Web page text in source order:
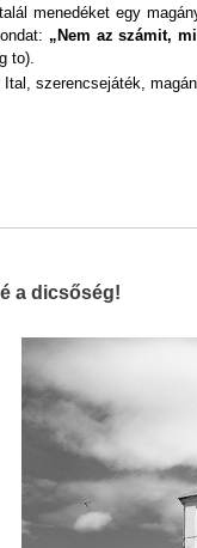
menedéket egy
„Nem az számit,
to).
szerencsejáték,
a dicsőség!